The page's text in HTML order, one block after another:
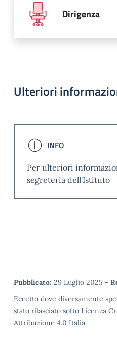
Dirigenza
Ulteriori
INFORMAZIONI
INFO
Per ulteriori
segreteria dell'Istituto
Metadata
Pubblicato: 29 Luglio 2025 -
Eccetto dove diversamente
stato rilasciato sotto Licenza
Attribuzione 4.0 Italia.